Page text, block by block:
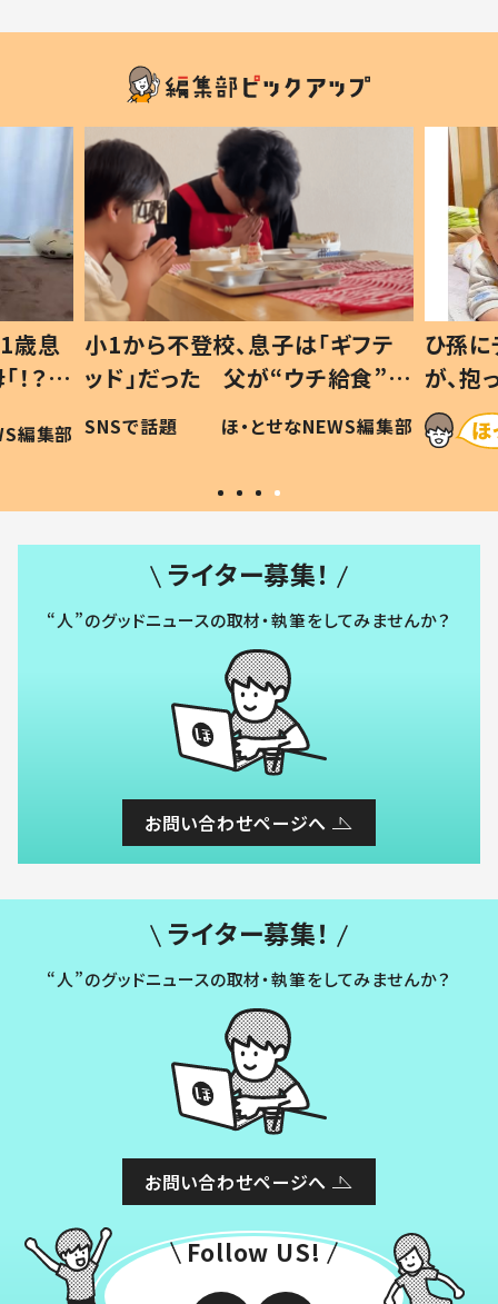
歳息
？」
編集部
小1から不登校、息子は「ギフテ
ッド」だった 父が“ウチ給食”を
作り続ける理由とは #令和の親
#令和の子
SNSで話題 ほ・とせなNEWS編集部
ひ孫
が、
「涙が
い」
ライター募集！
“人”のグッドニュースの取材・執筆をしてみませんか？
お問い合わせページへ
ライター募集！
“人”のグッドニュースの取材・執筆をしてみませんか？
お問い合わせページへ
Follow US!